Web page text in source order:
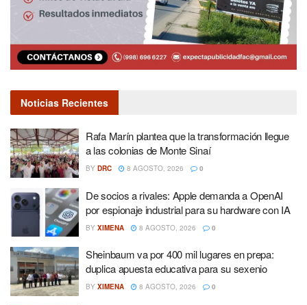
Noticias Recientes
Rafa Marín plantea que la transformación llegue
a las colonias de Monte Sinaí
BY DRC 8 AGOSTO, 2026 0
De socios a rivales: Apple demanda a OpenAI
por espionaje industrial para su hardware con IA
BY XIMENA 8 AGOSTO, 2026 0
Sheinbaum va por 400 mil lugares en prepa:
duplica apuesta educativa para su sexenio
BY XIMENA 8 AGOSTO, 2026 0